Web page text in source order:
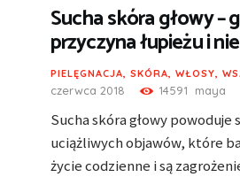
Sucha skóra głowy –
przyczyna łupieżu i
PIELĘGNACJA SKÓRA WŁOSY
czerwca 2018
14591 maya
Sucha skóra głowy powoduje
uciążliwych objawów, które
życie codzienne i są